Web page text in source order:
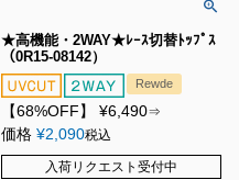
★高機能・2WAY★ﾚｰｽ切替ﾄｯﾌﾟｽ
（0R15-08142）
Rewde
【68%OFF】 ¥6,490⇒
価格 ¥2,090税込
入荷リクエスト受付中